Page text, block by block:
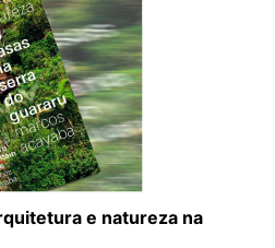
e natureza na